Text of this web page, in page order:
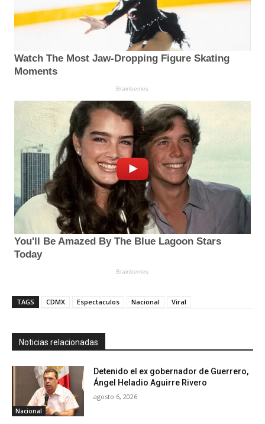
TAGS CDMX Espectaculos Nacional Viral
Noticias relacionadas
Nacional
Detenido el ex gobernador de Guerrero,
Ángel Heladio Aguirre Rivero
agosto 6, 2026